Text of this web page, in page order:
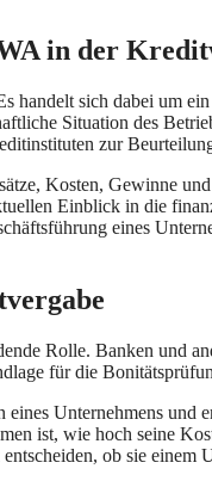
in der
handelt sich dabei um
Situation des
zur
Kosten, Gewinne
Einblick in die
eines
Rolle. Banken und
für die
Unternehmens und
ist, wie hoch seine
ob sie